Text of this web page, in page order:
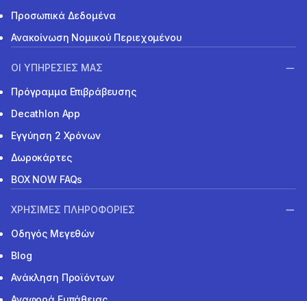
Προσωπικά Δεδομένα
Ανακοίνωση Νομικού Περιεχομένου
ΟΙ ΥΠΗΡΕΣΙΕΣ ΜΑΣ
Πρόγραμμα Επιβράβευσης
Decathlon App
Εγγύηση 2 Χρόνων
Δωροκάρτες
BOX NOW FAQs
ΧΡΗΣΙΜΕΣ ΠΛΗΡΟΦΟΡΙΕΣ
Οδηγός Μεγεθών
Blog
Ανάκληση Προϊόντων